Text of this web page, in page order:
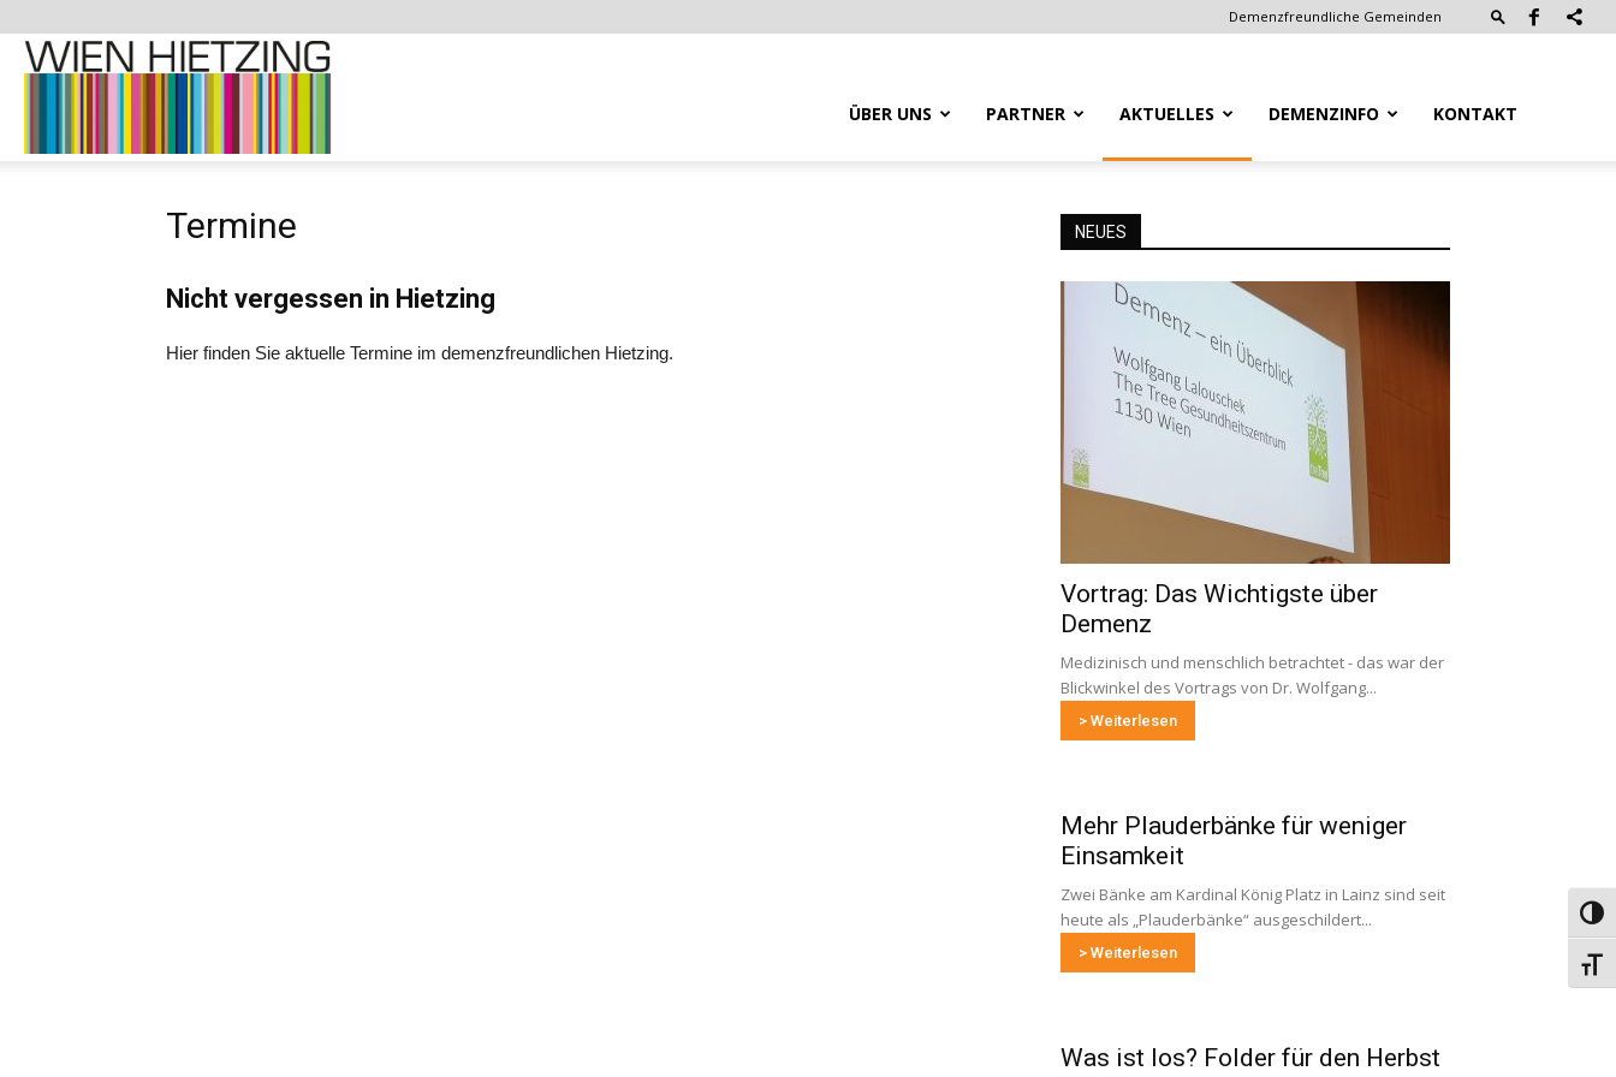
Demenzfreundliche Gemeinden
–
ÜBER UNS PARTNER AKTUELLES DEMENZINFO KONTAKT
Termine
Nicht vergessen in Hietzing
Hier finden Sie aktuelle Termine im demenzfreundlichen Hietzing.
NEUES
Vortrag: Das Wichtigste über
Demenz
Medizinisch und menschlich betrachtet - das war der
Blickwinkel des Vortrags von Dr. Wolfgang...
> Weiterlesen
Mehr Plauderbänke für weniger
Einsamkeit
Zwei Bänke am Kardinal König Platz in Lainz sind seit
heute als „Plauderbänke“ ausgeschildert...
> Weiterlesen
Was ist los? Folder für den Herbst